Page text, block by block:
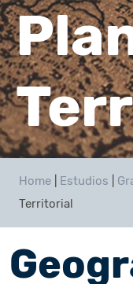
Home Estudios
Territorial